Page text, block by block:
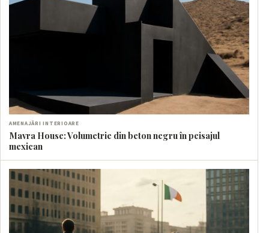
AMENAJĂRI INTERIOARE
Mavra House: Volumetrie din beton negru în peisajul
mexican